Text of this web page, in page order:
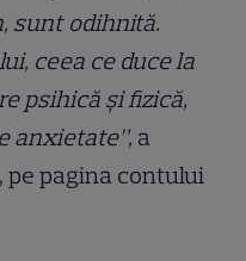
sunt odihnită.
ceea ce duce la
psihică şi fizică,
anxietate”, a
, pe pagina contului